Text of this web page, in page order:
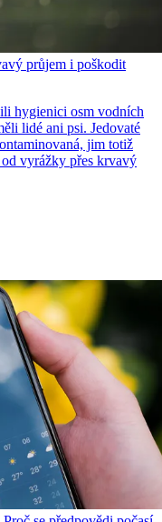
průjem i poškodit
hygienici osm vodních
lidé ani psi. Jedovaté
jim totiž
vyrážky přes krvavý